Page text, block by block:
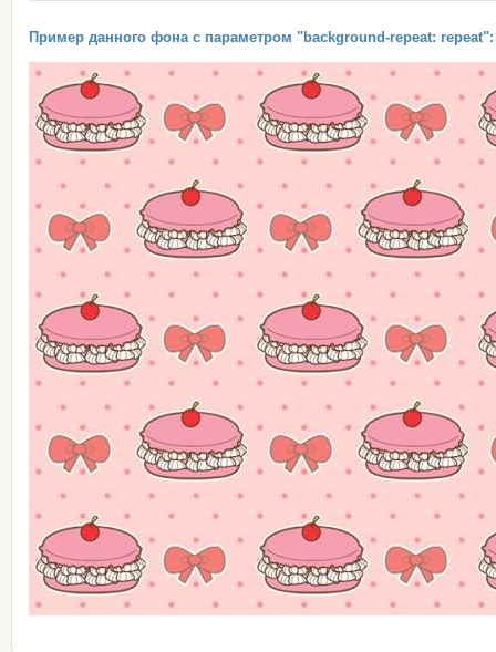
Пример данного фона с параметром "background-repeat: repeat":